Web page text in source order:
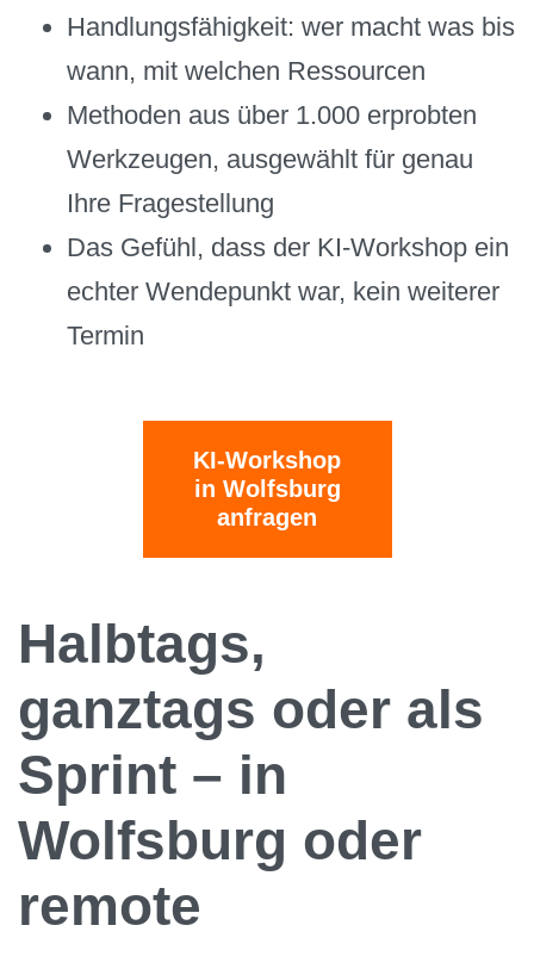
Handlungsfähigkeit: wer macht was bis
wann, mit welchen Ressourcen
Methoden aus über 1.000 erprobten
Werkzeugen, ausgewählt für genau
Ihre Fragestellung
Das Gefühl, dass der KI-Workshop ein
echter Wendepunkt war, kein weiterer
Termin
KI-Workshop
in Wolfsburg
anfragen
Halbtags,
ganztags oder als
Sprint – in
Wolfsburg oder
remote